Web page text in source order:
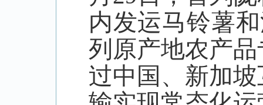
内发运马铃薯
列原产地农产
过中国、新加